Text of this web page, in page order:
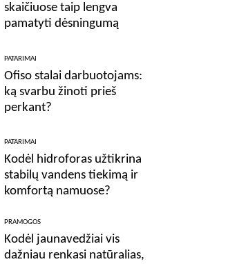
skaičiuose taip lengva
pamatyti dėsningumą
PATARIMAI
Ofiso stalai darbuotojams:
ką svarbu žinoti prieš
perkant?
PATARIMAI
Kodėl hidroforas užtikrina
stabilų vandens tiekimą ir
komfortą namuose?
PRAMOGOS
Kodėl jaunavedžiai vis
dažniau renkasi natūralias,